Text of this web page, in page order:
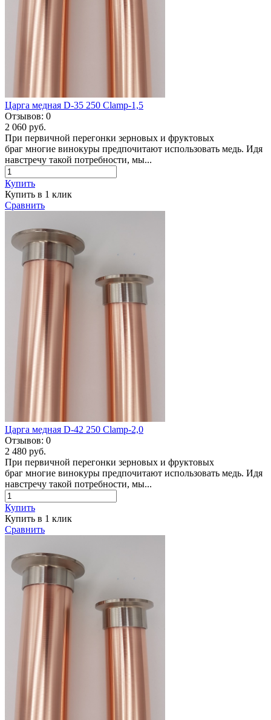
Царга медная D-35 250 Clamp-1,5
Отзывов: 0
2 060 руб.
При первичной перегонки зерновых и фруктовых
браг многие винокуры предпочитают использовать медь. Идя
навстречу такой потребности, мы...
Купить
Купить в 1 клик
Сравнить
Царга медная D-42 250 Clamp-2,0
Отзывов: 0
2 480 руб.
При первичной перегонки зерновых и фруктовых
браг многие винокуры предпочитают использовать медь. Идя
навстречу такой потребности, мы...
Купить
Купить в 1 клик
Сравнить